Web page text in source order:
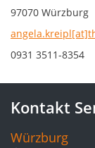
97070 Würzburg
0931 3511-8354
Kontakt
Würzburg